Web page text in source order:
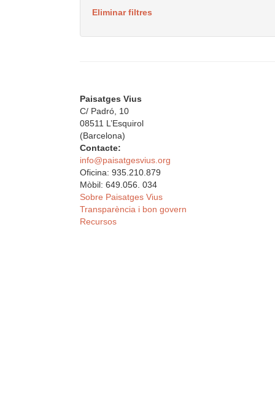
Eliminar filtres
Paisatges Vius
C/ Padró, 10
08511 L’Esquirol
(Barcelona)
Contacte:
info@paisatgesvius.org
Oficina: 935.210.879
Mòbil: 649.056. 034
Sobre Paisatges Vius
Transparència i bon govern
Recursos